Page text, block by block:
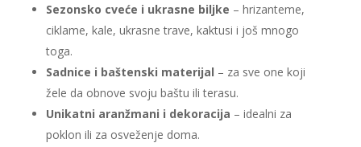
Sezonsko cveće i ukrasne biljke – hrizanteme,
ciklame, kale, ukrasne trave, kaktusi i još mnogo
toga.
Sadnice i baštenski materijal – za sve one koji
žele da obnove svoju baštu ili terasu.
Unikatni aranžmani i dekoracija – idealni za
poklon ili za osveženje doma.